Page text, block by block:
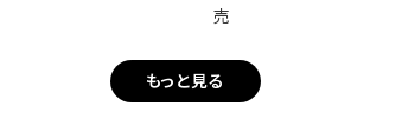
売
もっと見る